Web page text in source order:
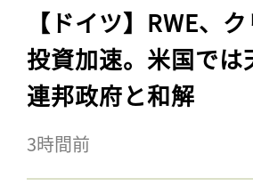
【ドイツ】RWE、
投資加速。米国で
連邦政府と和解
3時間前